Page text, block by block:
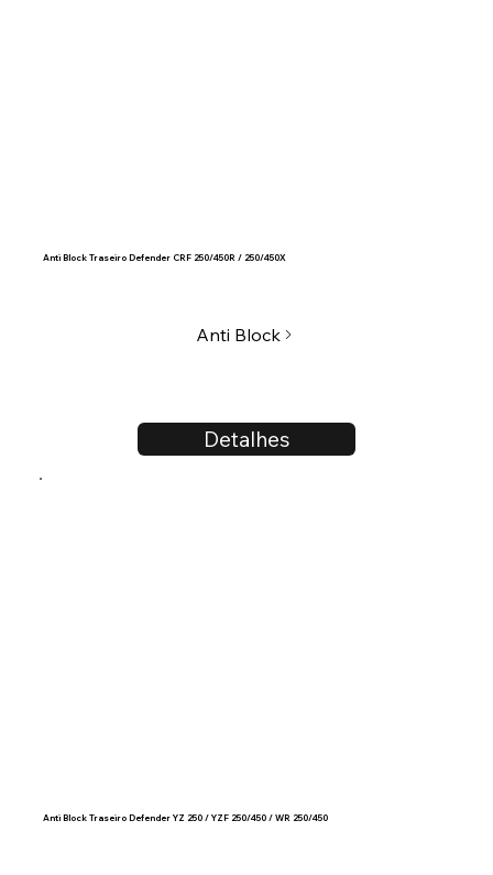
Anti Block Traseiro Defender CRF 250/450R / 250/450X
Detalhes
Anti Block
Anti Block Traseiro Defender YZ 250 / YZF 250/450 / WR 250/450